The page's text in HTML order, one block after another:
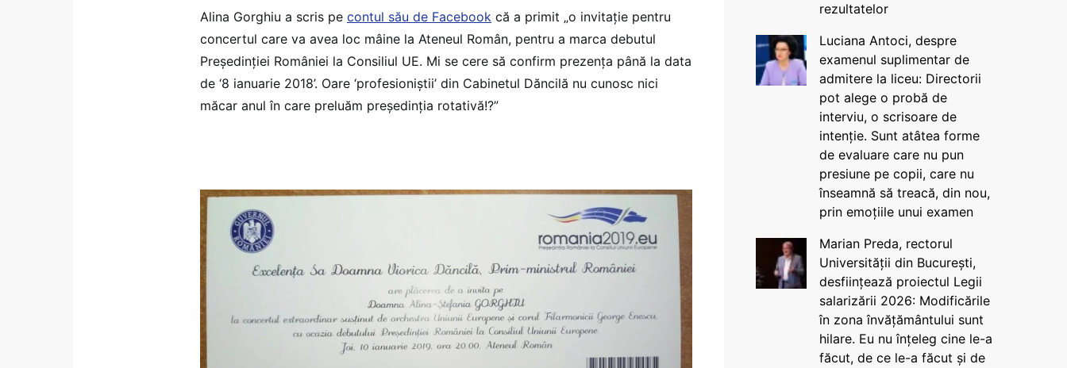
Alina Gorghiu a scris pe contul său de Facebook că a primit „o invitație pentru
concertul care va avea loc mâine la Ateneul Român, pentru a marca debutul
Președinției României la Consiliul UE. Mi se cere să confirm prezența până la data
de ‘8 ianuarie 2018’. Oare ‘profesioniștii’ din Cabinetul Dăncilă nu cunosc nici
măcar anul în care preluăm președinția rotativă!?”
rezultatelor
Luciana Antoci, despre
examenul suplimentar de
admitere la liceu: Directorii
pot alege o probă de
interviu, o scrisoare de
intenție. Sunt atâtea forme
de evaluare care nu pun
presiune pe copii, care nu
înseamnă să treacă, din nou,
prin emoțiile unui examen
Marian Preda, rectorul
Universității din București,
desființează proiectul Legii
salarizării 2026: Modificările
în zona învățământului sunt
hilare. Eu nu înțeleg cine le-a
făcut, de ce le-a făcut și de